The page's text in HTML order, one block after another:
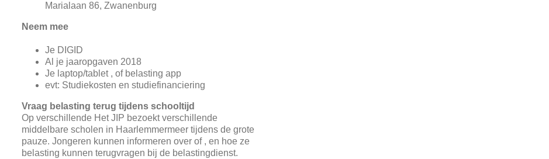
Marialaan 86, Zwanenburg
Neem mee
Je DIGID
Al je jaaropgaven 2018
Je laptop/tablet , of belasting app
evt: Studiekosten en studiefinanciering
Vraag belasting terug tijdens schooltijd
Op verschillende Het JIP bezoekt verschillende
middelbare scholen in Haarlemmermeer tijdens de grote
pauze. Jongeren kunnen informeren over of , en hoe ze
belasting kunnen terugvragen bij de belastingdienst.